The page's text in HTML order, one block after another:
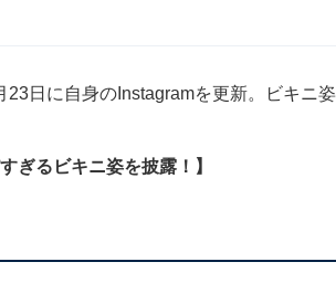
日に自身のInstagramを更新。ビキニ姿
ぎるビキニ姿を披露！】